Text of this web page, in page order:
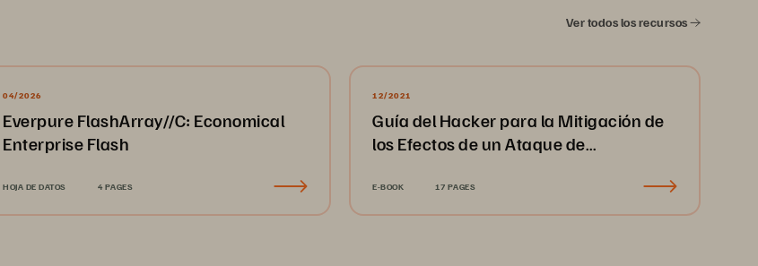
Ver todos los recursos
04/2026
Everpure FlashArray//C: Economical
Enterprise Flash
HOJA DE DATOS 4 PAGES
12/2021
Guía del Hacker para la Mitigación de
los Efectos de un Ataque de
E-BOOK 17 PAGES